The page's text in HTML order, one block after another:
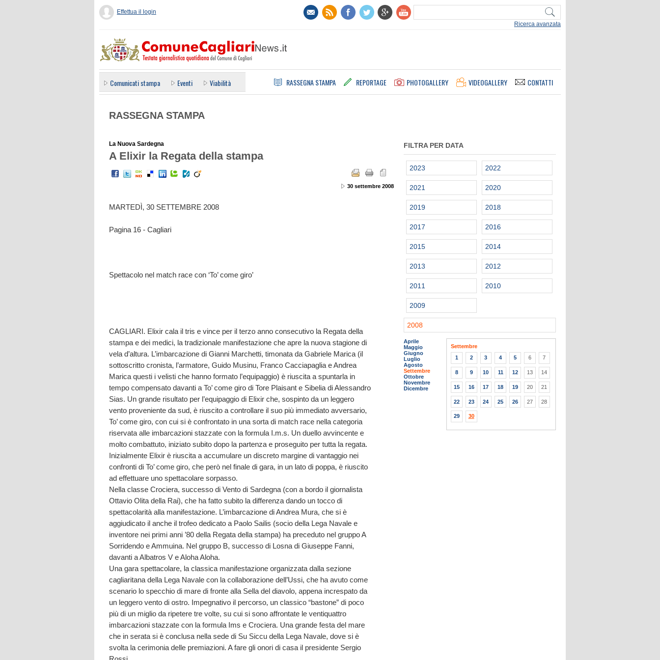
Ricerca avanzata
Effettua il login
Comunicati stampa Eventi Viabilità RASSEGNA STAMPA REPORTAGE PHOTOGALLERY VIDEOGALLERY CONTATTI
RASSEGNA STAMPA
La Nuova Sardegna
A Elixir la Regata della stampa
30 settembre 2008
MARTEDÌ, 30 SETTEMBRE 2008
Pagina 16 - Cagliari
Spettacolo nel match race con ‘To’ come giro’
CAGLIARI. Elixir cala il tris e vince per il terzo anno consecutivo la Regata della
stampa e dei medici, la tradizionale manifestazione che apre la nuova stagione di
vela d’altura. L’imbarcazione di Gianni Marchetti, timonata da Gabriele Marica (il
sottoscritto cronista, l’armatore, Guido Musinu, Franco Cacciapaglia e Andrea
Marica questi i velisti che hanno formato l’equipaggio) è riuscita a spuntarla in
tempo compensato davanti a To’ come giro di Tore Plaisant e Sibelia di Alessandro
Sias. Un grande risultato per l’equipaggio di Elixir che, sospinto da un leggero
vento proveniente da sud, è riuscito a controllare il suo più immediato avversario,
To’ come giro, con cui si è confrontato in una sorta di match race nella categoria
riservata alle imbarcazioni stazzate con la formula I.m.s. Un duello avvincente e
molto combattuto, iniziato subito dopo la partenza e proseguito per tutta la regata.
Inizialmente Elixir è riuscita a accumulare un discreto margine di vantaggio nei
confronti di To’ come giro, che però nel finale di gara, in un lato di poppa, è riuscito
ad effettuare uno spettacolare sorpasso.
Nella classe Crociera, successo di Vento di Sardegna (con a bordo il giornalista
Ottavio Olita della Rai), che ha fatto subito la differenza dando un tocco di
spettacolarità alla manifestazione. L’imbarcazione di Andrea Mura, che si è
aggiudicato il anche il trofeo dedicato a Paolo Sailis (socio della Lega Navale e
inventore nei primi anni ’80 della Regata della stampa) ha preceduto nel gruppo A
Sorridendo e Ammuina. Nel gruppo B, successo di Losna di Giuseppe Fanni,
davanti a Albatros V e Aloha Aloha.
Una gara spettacolare, la classica manifestazione organizzata dalla sezione
cagliaritana della Lega Navale con la collaborazione dell’Ussi, che ha avuto come
scenario lo specchio di mare di fronte alla Sella del diavolo, appena increspato da
un leggero vento di ostro. Impegnativo il percorso, un classico “bastone” di poco
più di un miglio da ripetere tre volte, su cui si sono affrontate le ventiquattro
imbarcazioni stazzate con la formula Ims e Crociera. Una grande festa del mare
che in serata si è conclusa nella sede di Su Siccu della Lega Navale, dove si è
svolta la cerimonia delle premiazioni. A fare gli onori di casa il presidente Sergio
FILTRA PER DATA
2023 2022
2021 2020
2019 2018
2017 2016
2015 2014
2013 2012
2011 2010
2009
2008
Aprile
Maggio
Giugno
Luglio
Agosto
Settembre
Ottobre
Novembre
Dicembre
Settembre
1
2 3 4 5 6 7
8 9 10 11 12 13 14
15 16 17 18 19 20 21
22 23 24 25 26 27 28
29 30